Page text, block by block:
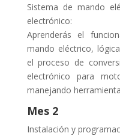
Sistema de mando
electrónico:
Aprenderás el
mando eléctrico,
el proceso de
electrónico para
manejando
Mes 2
Instalación y